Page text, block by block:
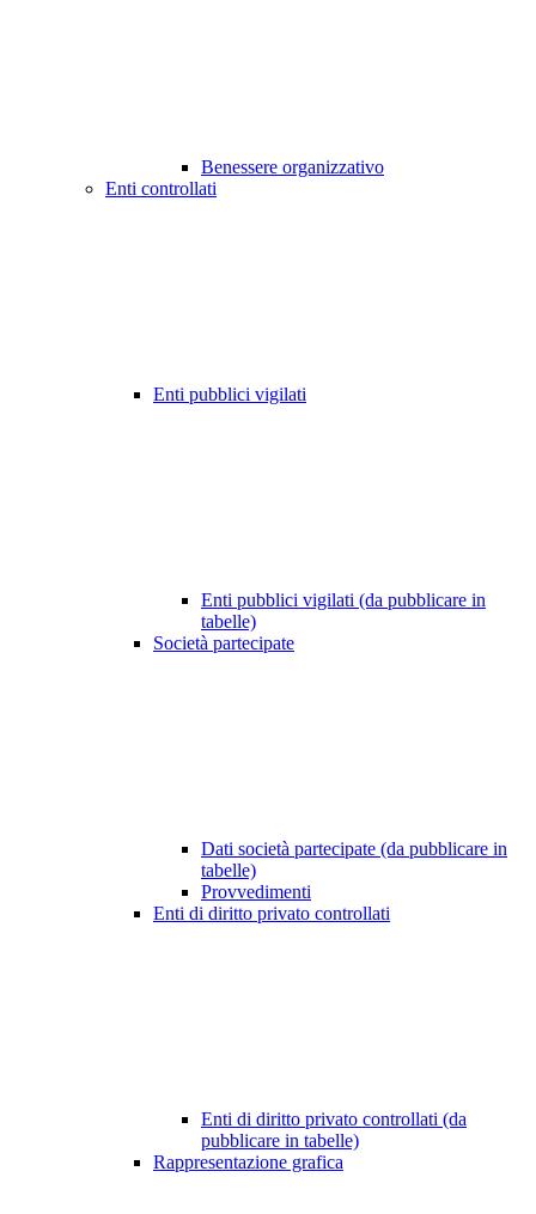
Benessere organizzativo
Enti controllati
Enti pubblici vigilati
Enti pubblici vigilati (da pubblicare in
tabelle)
Società partecipate
Dati società partecipate (da pubblicare in
tabelle)
Provvedimenti
Enti di diritto privato controllati
Enti di diritto privato controllati (da
pubblicare in tabelle)
Rappresentazione grafica